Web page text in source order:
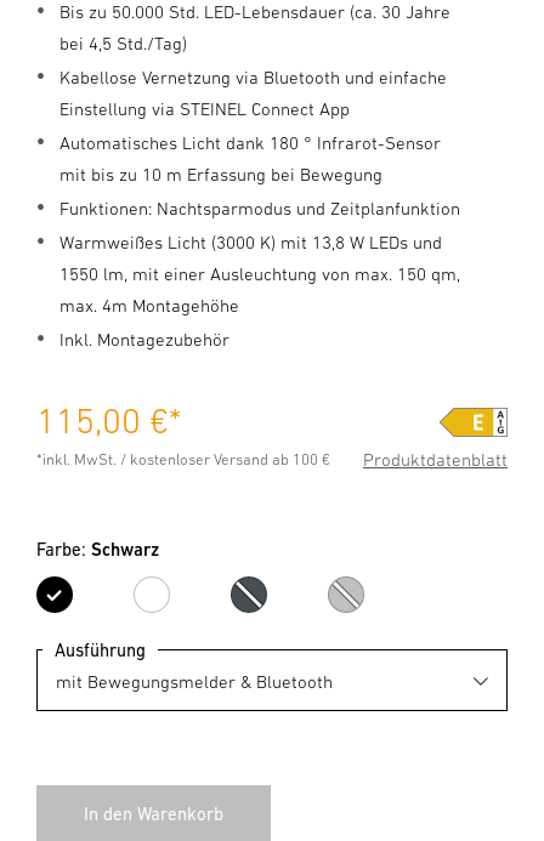
Bis zu 50.000 Std. LED-Lebensdauer (ca. 30 Jahre
bei 4,5 Std./Tag)
Kabellose Vernetzung via Bluetooth und einfache
Einstellung via STEINEL Connect App
Automatisches Licht dank 180 ° Infrarot-Sensor
mit bis zu 10 m Erfassung bei Bewegung
Funktionen: Nachtsparmodus und Zeitplanfunktion
Warmweißes Licht (3000 K) mit 13,8 W LEDs und
1550 lm, mit einer Ausleuchtung von max. 150 qm,
max. 4m Montagehöhe
Inkl. Montagezubehör
Produktdatenblatt
115,00 €*
*inkl. MwSt. / kostenloser Versand ab 100 €
Farbe: Schwarz
SchwarzWeiß AnthrazitSilber
Ausführung